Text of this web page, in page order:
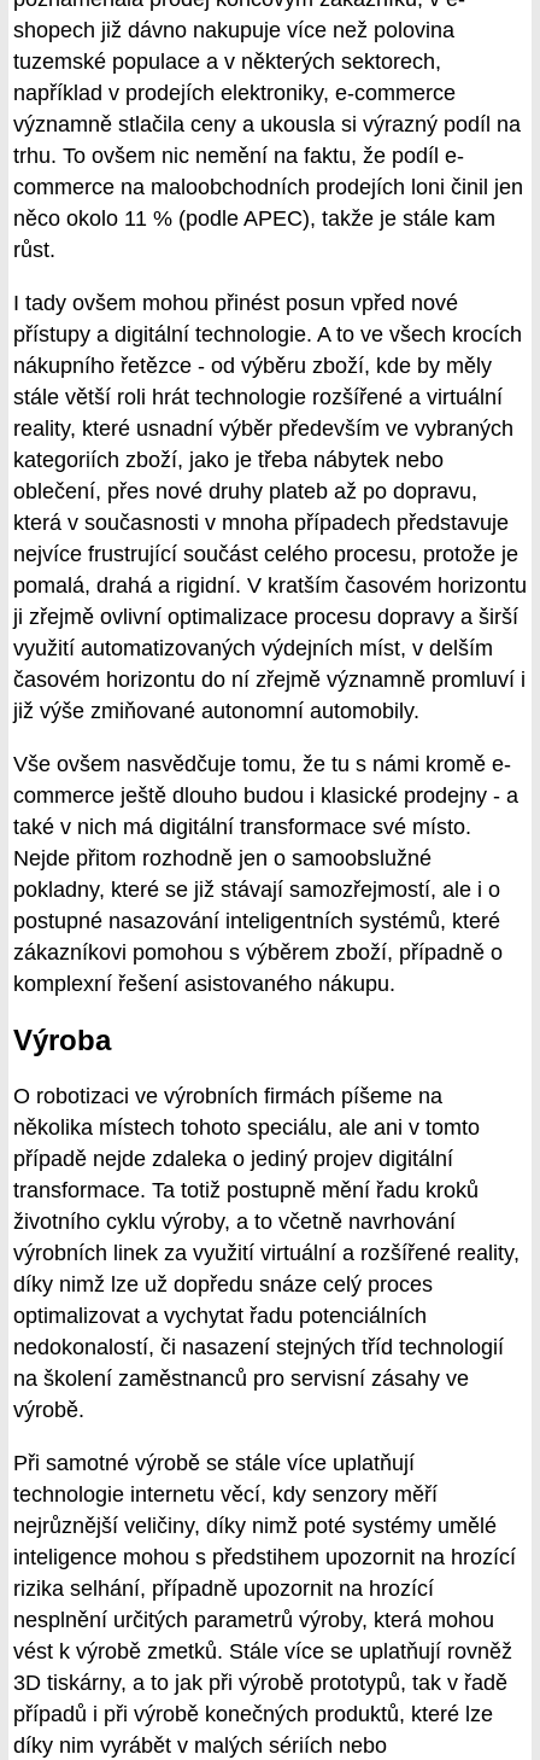
shopech již dávno nakupuje více než polovina
tuzemské populace a v některých sektorech,
například v prodejích elektroniky, e-commerce
významně stlačila ceny a ukousla si výrazný podíl na
trhu. To ovšem nic nemění na faktu, že podíl e-
commerce na maloobchodních prodejích loni činil jen
něco okolo 11 % (podle APEC), takže je stále kam
růst.
I tady ovšem mohou přinést posun vpřed nové
přístupy a digitální technologie. A to ve všech krocích
nákupního řetězce - od výběru zboží, kde by měly
stále větší roli hrát technologie rozšířené a virtuální
reality, které usnadní výběr především ve vybraných
kategoriích zboží, jako je třeba nábytek nebo
oblečení, přes nové druhy plateb až po dopravu,
která v současnosti v mnoha případech představuje
nejvíce frustrující součást celého procesu, protože je
pomalá, drahá a rigidní. V kratším časovém horizontu
ji zřejmě ovlivní optimalizace procesu dopravy a širší
využití automatizovaných výdejních míst, v delším
časovém horizontu do ní zřejmě významně promluví i
již výše zmiňované autonomní automobily.
Vše ovšem nasvědčuje tomu, že tu s námi kromě e-
commerce ještě dlouho budou i klasické prodejny - a
také v nich má digitální transformace své místo.
Nejde přitom rozhodně jen o samoobslužné
pokladny, které se již stávají samozřejmostí, ale i o
postupné nasazování inteligentních systémů, které
zákazníkovi pomohou s výběrem zboží, případně o
komplexní řešení asistovaného nákupu.
Výroba
O robotizaci ve výrobních firmách píšeme na
několika místech tohoto speciálu, ale ani v tomto
případě nejde zdaleka o jediný projev digitální
transformace. Ta totiž postupně mění řadu kroků
životního cyklu výroby, a to včetně navrhování
výrobních linek za využití virtuální a rozšířené reality,
díky nimž lze už dopředu snáze celý proces
optimalizovat a vychytat řadu potenciálních
nedokonalostí, či nasazení stejných tříd technologií
na školení zaměstnanců pro servisní zásahy ve
výrobě.
Při samotné výrobě se stále více uplatňují
technologie internetu věcí, kdy senzory měří
nejrůznější veličiny, díky nimž poté systémy umělé
inteligence mohou s předstihem upozornit na hrozící
rizika selhání, případně upozornit na hrozící
nesplnění určitých parametrů výroby, která mohou
vést k výrobě zmetků. Stále více se uplatňují rovněž
3D tiskárny, a to jak při výrobě prototypů, tak v řadě
případů i při výrobě konečných produktů, které lze
díky nim vyrábět v malých sériích nebo